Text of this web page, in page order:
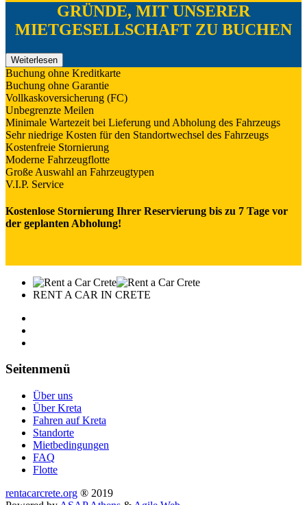
GRÜNDE, MIT UNSERER
MIETGESELLSCHAFT ZU BUCHEN
Weiterlesen
Buchung ohne Kreditkarte
Buchung ohne Garantie
Vollkaskoversicherung (FC)
Unbegrenzte Meilen
Minimale Wartezeit bei Lieferung und Abholung des Fahrzeugs
Sehr niedrige Kosten für den Standortwechsel des Fahrzeugs
Kostenfreie Stornierung
Moderne Fahrzeugflotte
Große Auswahl an Fahrzeugtypen
V.I.P. Service
Kostenlose Stornierung Ihrer Reservierung bis zu 7 Tage vor
der geplanten Abholung!
RENT A CAR IN CRETE
Seitenmenü
Über uns
Über Kreta
Fahren auf Kreta
Standorte
Mietbedingungen
FAQ
Flotte
rentacarcrete.org ® 2019